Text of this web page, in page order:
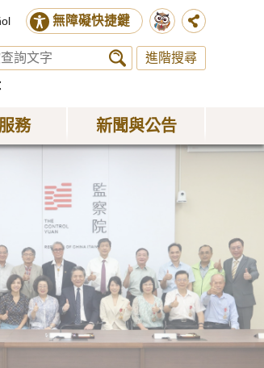
無障礙快捷鍵
進階搜尋
務 新聞與公告